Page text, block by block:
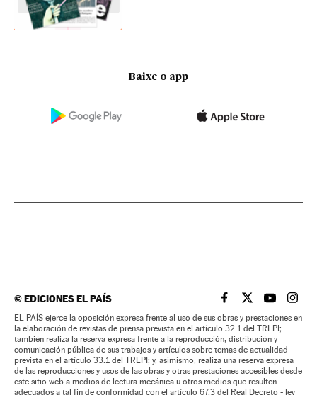
Baixe o app
©EDICIONES EL PAÍS EL PAÍS BRASIL EN
EL PAÍSEL PAÍS
EL
EL PAÍS ejerce la oposición expresa frente al uso de sus obras y prestaciones en
la elaboración de revistas de prensa prevista en el artículo 32.1 del TRLPI;
también realiza la reserva expresa frente a la reproducción, distribución y
comunicación pública de sus trabajos y artículos sobre temas de actualidad
prevista en el artículo 33.1 del TRLPI; y, asimismo, realiza una reserva expresa
de las reproducciones y usos de las obras y otras prestaciones accesibles desde
este sitio web a medios de lectura mecánica u otros medios que resulten
adecuados a tal fin de conformidad con el artículo 67.3 del Real Decreto - ley